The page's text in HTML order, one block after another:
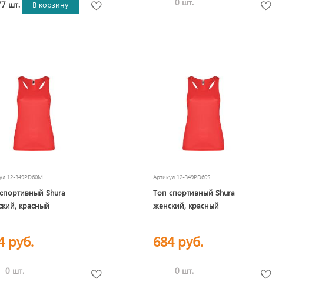
шт. В корзину
12-349PD60M
Shura
красный
руб.
0 шт.
Артикул 12-349PD60S
Топ спортивный Shura
женский, красный
684 руб.
0 шт.